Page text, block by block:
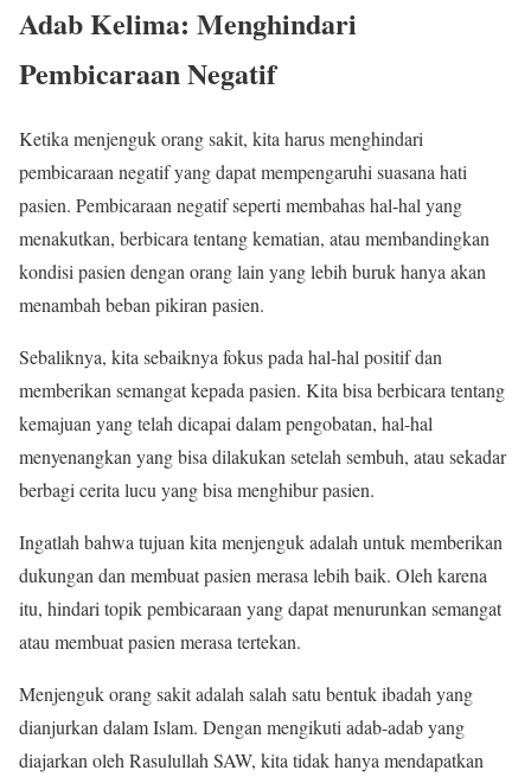
Adab Kelima: Menghindari
Pembicaraan Negatif
Ketika menjenguk orang sakit, kita harus menghindari
pembicaraan negatif yang dapat mempengaruhi suasana hati
pasien. Pembicaraan negatif seperti membahas hal-hal yang
menakutkan, berbicara tentang kematian, atau membandingkan
kondisi pasien dengan orang lain yang lebih buruk hanya akan
menambah beban pikiran pasien.
Sebaliknya, kita sebaiknya fokus pada hal-hal positif dan
memberikan semangat kepada pasien. Kita bisa berbicara tentang
kemajuan yang telah dicapai dalam pengobatan, hal-hal
menyenangkan yang bisa dilakukan setelah sembuh, atau sekadar
berbagi cerita lucu yang bisa menghibur pasien.
Ingatlah bahwa tujuan kita menjenguk adalah untuk memberikan
dukungan dan membuat pasien merasa lebih baik. Oleh karena
itu, hindari topik pembicaraan yang dapat menurunkan semangat
atau membuat pasien merasa tertekan.
Menjenguk orang sakit adalah salah satu bentuk ibadah yang
dianjurkan dalam Islam. Dengan mengikuti adab-adab yang
diajarkan oleh Rasulullah SAW, kita tidak hanya mendapatkan